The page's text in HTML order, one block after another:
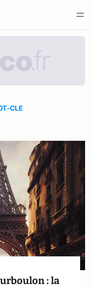
CLE
: la